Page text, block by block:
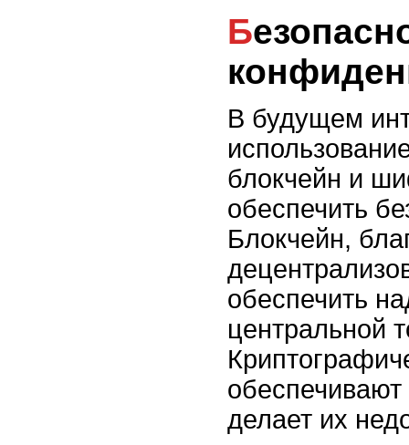
Безопасностью и
В будущем
блокчейн и
обеспечить
Блокчейн,
обеспечить
центральной
делает их